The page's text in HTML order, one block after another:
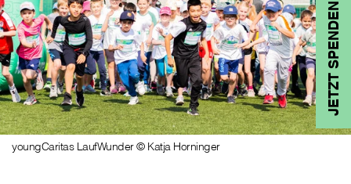
JETZT SPENDEN
youngCaritas LaufWunder © Katja Horninger